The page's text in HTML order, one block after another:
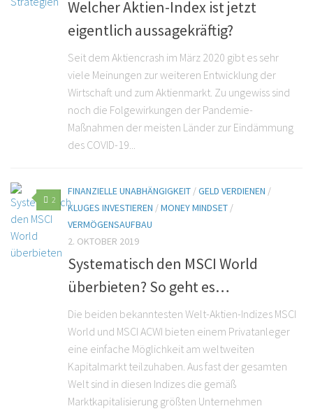
Welcher Aktien-Index ist jetzt
eigentlich aussagekräftig?
Seit dem Aktiencrash im März 2020 gibt es sehr
viele Meinungen zur weiteren Entwicklung der
Wirtschaft und zum Aktienmarkt. Zu ungewiss sind
noch die Folgewirkungen der Pandemie-
Maßnahmen der meisten Länder zur Eindämmung
des COVID-19...
2
FINANZIELLE UNABHÄNGIGKEIT /GELD VERDIENEN /
KLUGES INVESTIEREN /MONEY MINDSET /
VERMÖGENSAUFBAU
2. OKTOBER 2019
Systematisch den MSCI World
überbieten? So geht es…
Die beiden bekanntesten Welt-Aktien-Indizes MSCI
World und MSCI ACWI bieten einem Privatanleger
eine einfache Möglichkeit am weltweiten
Kapitalmarkt teilzuhaben. Aus fast der gesamten
Welt sind in diesen Indizes die gemäß
Marktkapitalisierung größten Unternehmen